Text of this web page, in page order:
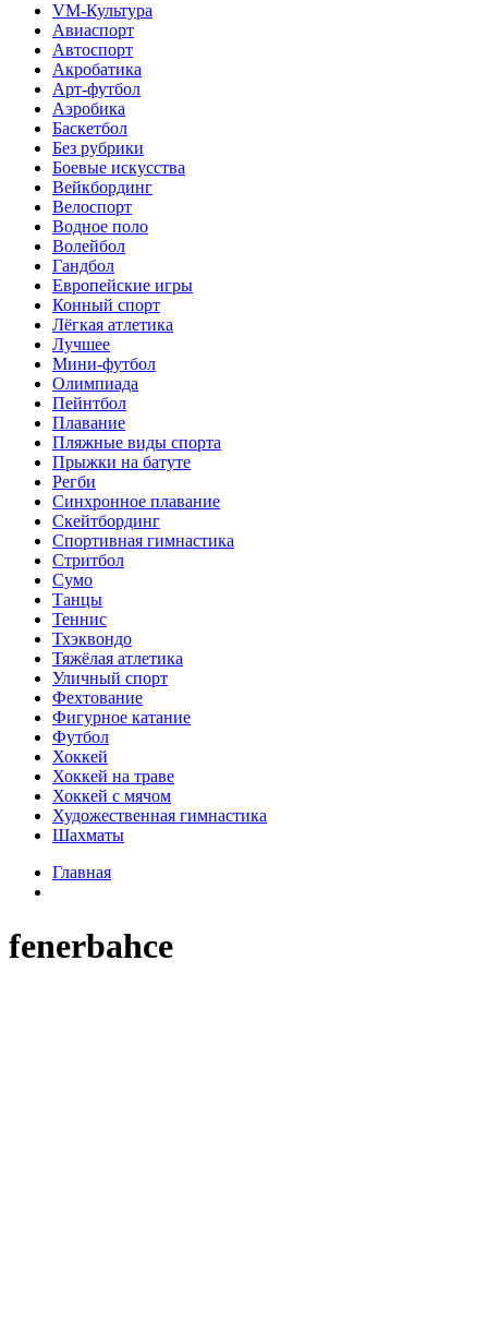
VM-Культура
Авиаспорт
Автоспорт
Акробатика
Арт-футбол
Аэробика
Баскетбол
Без рубрики
Боевые искусства
Вейкбординг
Велоспорт
Водное поло
Волейбол
Гандбол
Европейские игры
Конный спорт
Лёгкая атлетика
Лучшее
Мини-футбол
Олимпиада
Пейнтбол
Плавание
Пляжные виды спорта
Прыжки на батуте
Регби
Синхронное плавание
Скейтбординг
Спортивная гимнастика
Стритбол
Сумо
Танцы
Теннис
Тхэквондо
Тяжёлая атлетика
Уличный спорт
Фехтование
Фигурное катание
Футбол
Хоккей
Хоккей на траве
Хоккей с мячом
Художественная гимнастика
Шахматы
Главная
fenerbahce